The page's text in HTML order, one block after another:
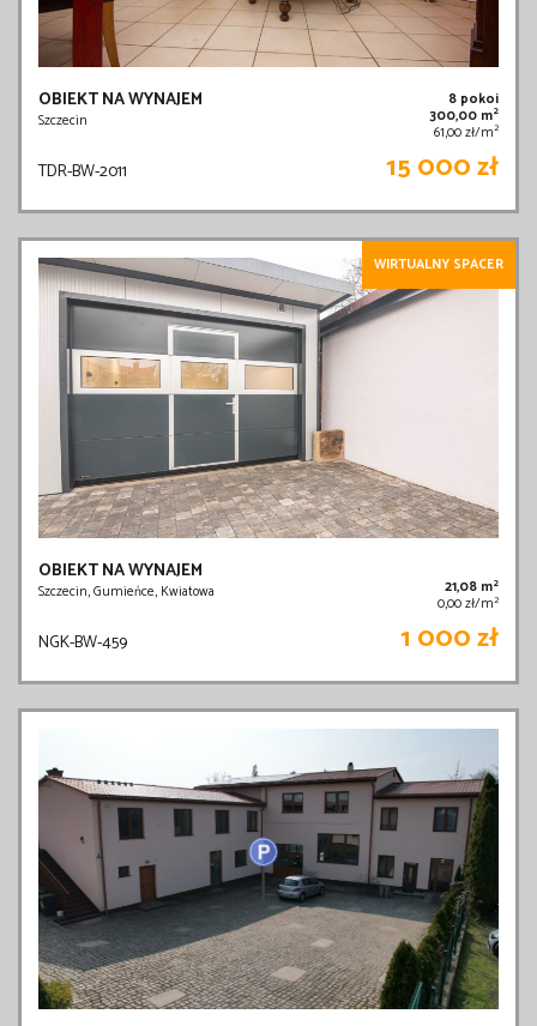
OBIEKT NA WYNAJEM
Szczecin
8 pokoi
300,00 m2
61,00 zł/m2
TDR-BW-2011 15 000 zł
WIRTUALNY SPACER
OBIEKT NA WYNAJEM
Szczecin, Gumieńce, Kwiatowa 21,08 m2
0,00 zł/m2
NGK-BW-459 1 000 zł